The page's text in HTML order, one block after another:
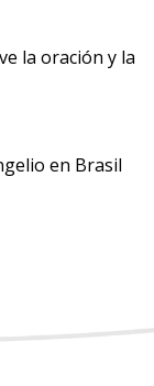
la oración y la
en Brasil